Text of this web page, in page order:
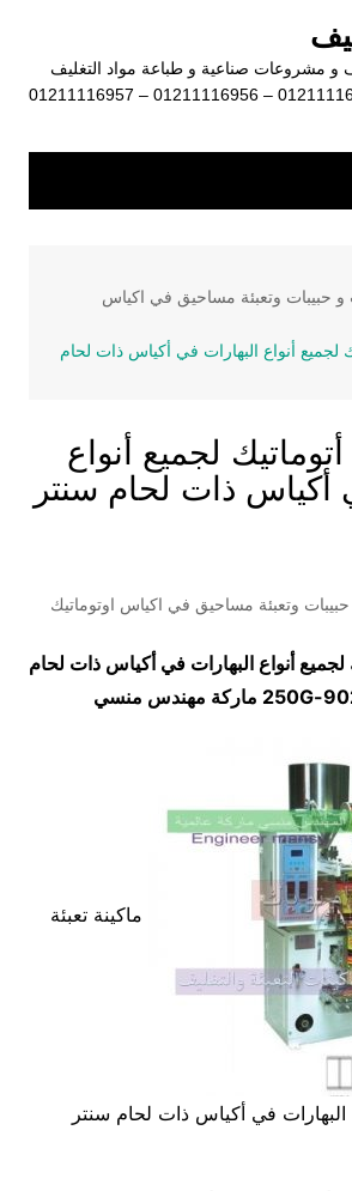
و مشروعات صناعية و طباعة مواد التغليف
01211116954 – 01211116955 – 01211116956 – 01211116957
و حبيبات وتعبئة مساحيق في اكياس
لجميع أنواع البهارات في أكياس ذات لحام
أتوماتيك لجميع أنواع
أكياس ذات لحام سنتر
وتعبئة مساحيق في اكياس اوتوماتيك
لجميع أنواع البهارات في أكياس ذات لحام
902- ماركة مهندس منسي
ماكينة تعبئة
البهارات في أكياس ذات لحام سنتر